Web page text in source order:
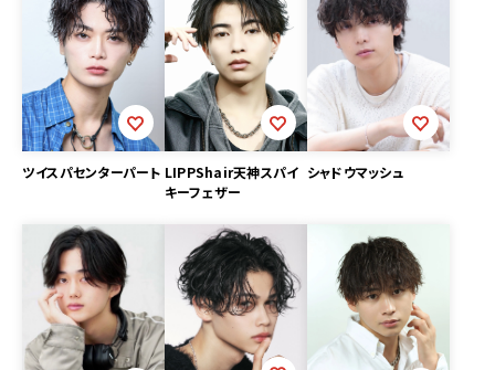
ツイスパセンターパート LIPPShair天神スパイ
キーフェザー
シャドウマッシュ